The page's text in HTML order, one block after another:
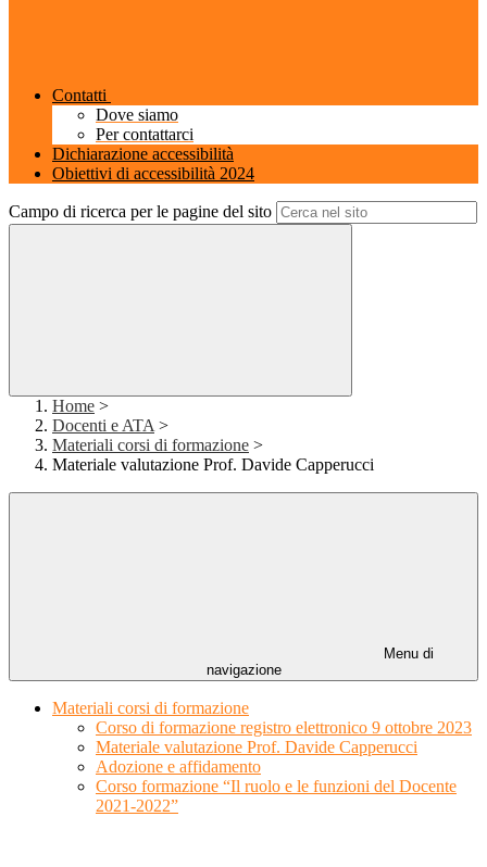
Contatti
Dove siamo
Per contattarci
Dichiarazione accessibilità
Obiettivi di accessibilità 2024
Campo di ricerca per le pagine del sito
Home >
Docenti e ATA >
Materiali corsi di formazione >
Materiale valutazione Prof. Davide Capperucci
Menu di
navigazione
Materiali corsi di formazione
Corso di formazione registro elettronico 9 ottobre 2023
Materiale valutazione Prof. Davide Capperucci
Adozione e affidamento
Corso formazione “Il ruolo e le funzioni del Docente
2021-2022”